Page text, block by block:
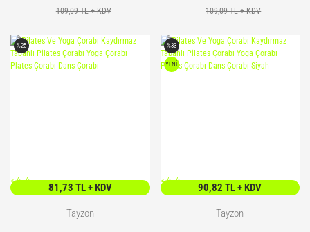
109,09 TL + KDV 109,09 TL + KDV
%25
</> />
81,73 TL + KDV
Tayzon
%33
YENİ
</> />
90,82 TL + KDV
Tayzon